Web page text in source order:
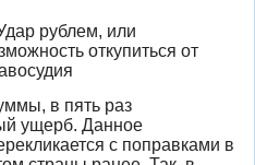
в пять раз
ущерб. Данное
с поправками в